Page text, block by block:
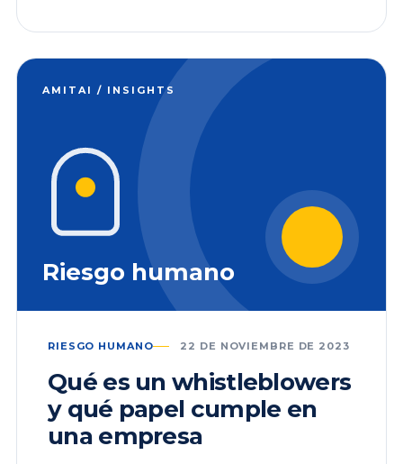
AMITAI / INSIGHTS
Riesgo humano
RIESGO HUMANO 22 DE NOVIEMBRE DE 2023
Qué es un whistleblowers
y qué papel cumple en
una empresa